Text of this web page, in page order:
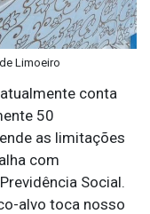
Limoeiro
conta
50
as limitações
com
Social.
alvo toca nosso